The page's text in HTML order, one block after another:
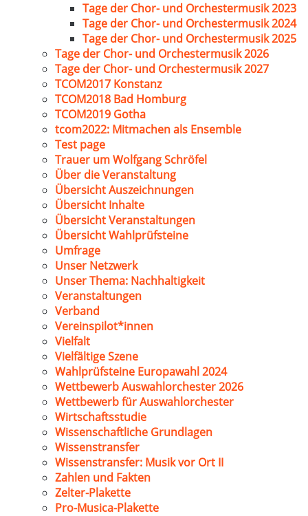
Tage der Chor- und Orchestermusik 2023
Tage der Chor- und Orchestermusik 2024
Tage der Chor- und Orchestermusik 2025
Tage der Chor- und Orchestermusik 2026
Tage der Chor- und Orchestermusik 2027
TCOM2017 Konstanz
TCOM2018 Bad Homburg
TCOM2019 Gotha
tcom2022: Mitmachen als Ensemble
Test page
Trauer um Wolfgang Schröfel
Über die Veranstaltung
Übersicht Auszeichnungen
Übersicht Inhalte
Übersicht Veranstaltungen
Übersicht Wahlprüfsteine
Umfrage
Unser Netzwerk
Unser Thema: Nachhaltigkeit
Veranstaltungen
Verband
Vereinspilot*innen
Vielfalt
Vielfältige Szene
Wahlprüfsteine Europawahl 2024
Wettbewerb Auswahlorchester 2026
Wettbewerb für Auswahlorchester
Wirtschaftsstudie
Wissenschaftliche Grundlagen
Wissenstransfer
Wissenstransfer: Musik vor Ort II
Zahlen und Fakten
Zelter-Plakette
Pro-Musica-Plakette